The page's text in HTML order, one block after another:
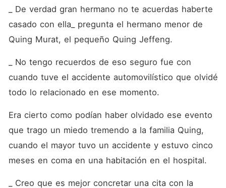
_ De verdad gran hermano no te acuerdas haberte
casado con ella_ pregunta el hermano menor de
Quing Murat, el pequeño Quing Jeffeng.
_ No tengo recuerdos de eso seguro fue con
cuando tuve el accidente automovilístico que olvidé
todo lo relacionado en ese momento.
Era cierto como podían haber olvidado ese evento
que trago un miedo tremendo a la familia Quing,
cuando el mayor tuvo un accidente y estuvo cinco
meses en coma en una habitación en el hospital.
_ Creo que es mejor concretar una cita con la